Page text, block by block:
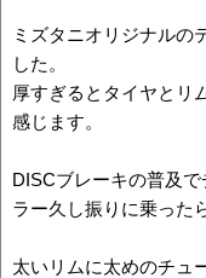
ミズタニオリジナルの
した。
厚すぎるとタイヤとリ
感じます。
DISCブレーキの普及
ラー久し振りに乗った
太いリムに太めのチュ